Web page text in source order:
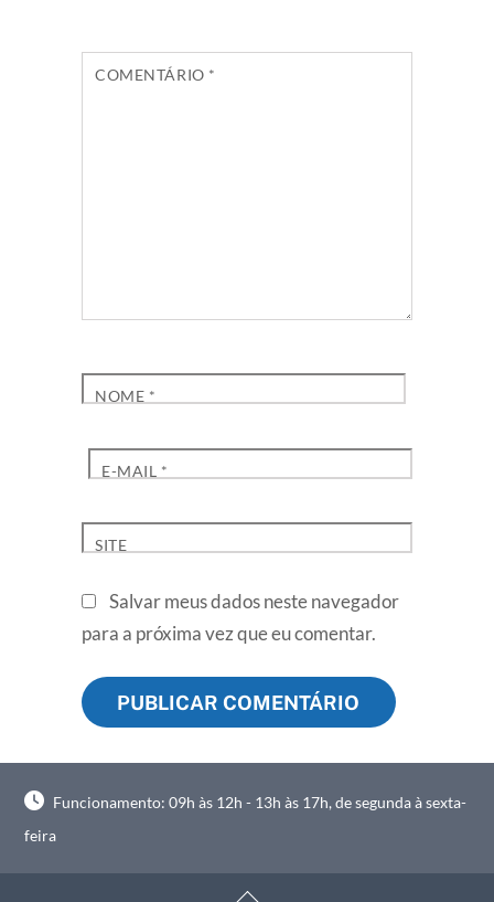
COMENTÁRIO *
NOME *
E-MAIL *
SITE
Salvar meus dados neste navegador
para a próxima vez que eu comentar.
Funcionamento: 09h às 12h - 13h às 17h, de segunda à sexta-
feira
Back